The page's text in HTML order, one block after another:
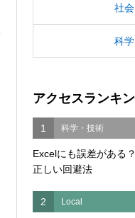
社
科
アクセスランキ
1 科学・技術
Excelにも誤差がある
正しい回避法
2 Local